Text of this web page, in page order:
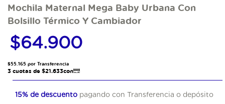
Mochila Maternal Mega Baby Urbana Con
Bolsillo Térmico Y Cambiador
$64.900
15% de descuento pagando con Transferencia o depósito